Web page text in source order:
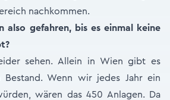
nachkommen.
also gefahren, bis es einmal keine
sehen. Allein in Wien gibt es
Bestand. Wenn wir jedes Jahr ein
wären das 450 Anlagen. Da